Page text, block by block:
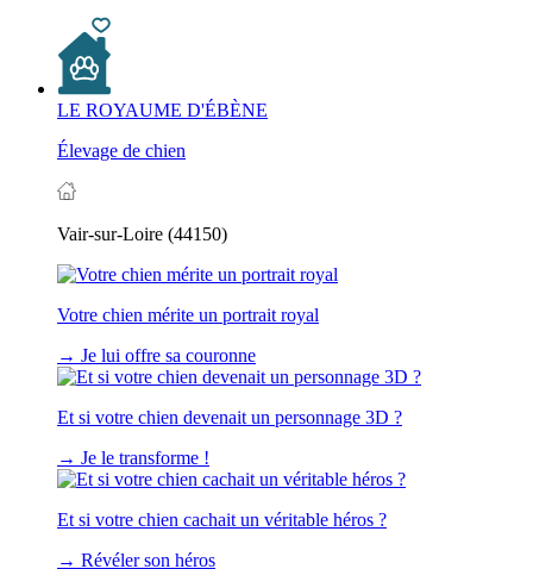
LE ROYAUME D'ÉBÈNE
Élevage de chien
Vair-sur-Loire (44150)
Votre chien mérite un portrait royal
→ Je lui offre sa couronne
Et si votre chien devenait un personnage 3D ?
→ Je le transforme !
Et si votre chien cachait un véritable héros ?
→ Révéler son héros